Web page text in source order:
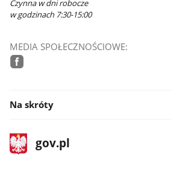
Czynna w dni robocze
w godzinach 7:30-15:00
MEDIA SPOŁECZNOŚCIOWE:
Na skróty
stopka
gov.plStrona
gov.pl